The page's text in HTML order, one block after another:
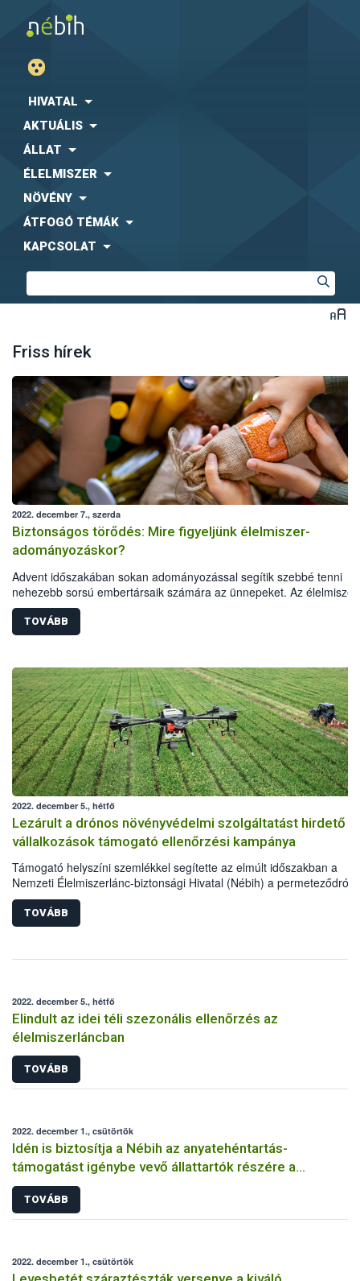
HIVATAL
AKTUÁLIS
ÁLLAT
ÉLELMISZER
NÖVÉNY
ÁTFOGÓ TÉMÁK
KAPCSOLAT
Friss hírek
2022. december 7., szerda
Biztonságos törődés: Mire figyeljünk élelmiszer-
adományozáskor?
Advent időszakában sokan adományozással segítik szebbé tenni
nehezebb sorsú embertársaik számára az ünnepeket. Az élelmiszer-
adományozás az egyik legkézenfekvőbb és legjobb megoldás,
ennek is megvannak a szabályai. A Nemzeti Élelmiszerlánc-
Hivatal Maradék nélkül programja összegyűjtötte a legfontosabb
segítség és öröm legyen, ne pedig kockázati forrás.
TOVÁBB
2022. december 5., hétfő
Lezárult a drónos növényvédelmi szolgáltatást hirdető
vállalkozások támogató ellenőrzési kampánya
Támogató helyszíni szemlékkel segítette az elmúlt időszakban a
Nemzeti Élelmiszerlánc-biztonsági Hivatal (Nébih) a
növényvédelmi szolgáltató vállalkozásokat annak érdekében, hogy a
jövőben a rájuk vonatkozó jogszabályi előírásoknak megfelelően
nyújthassanak szolgáltatásokat a hazai gazdáknak. A szemlék
folytatódnak.
TOVÁBB
2022. december 5., hétfő
Elindult az idei téli szezonális ellenőrzés az
élelmiszerláncban
TOVÁBB
2022. december 1., csütörtök
Idén is biztosítja a Nébih az anyatehéntartás-
támogatást igénybe vevő állattartók részére a
szaporítási események előremenő bejelentését
TOVÁBB
2022. december 1., csütörtök